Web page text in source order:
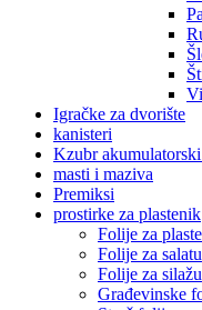
Igračke za dvorište
kanisteri
Kzubr
masti i maziva
Premiksi
prostirke za plastenik
Folije za
Folije za salatu
Folije za silažu
Građevinske